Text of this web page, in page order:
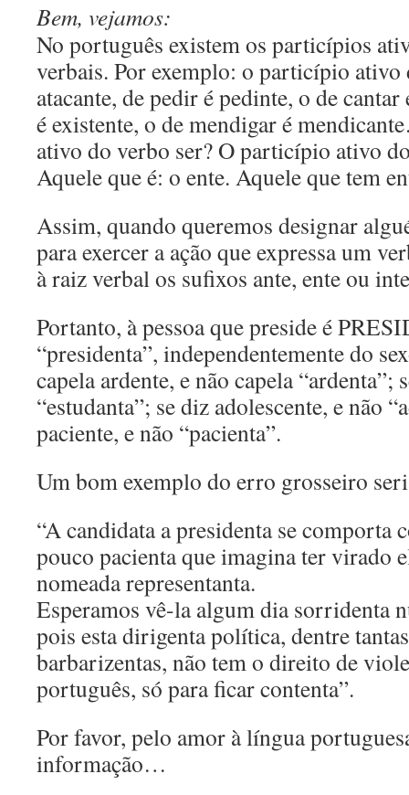
Bem, vejamos:
No português existem os particípios
verbais. Por exemplo: o particípio ativo
atacante, de pedir é pedinte, o de
é existente, o de mendigar é
ativo do verbo ser? O particípio ativo
Aquele que é: o ente. Aquele que tem
Assim, quando queremos designar
para exercer a ação que expressa um
à raiz verbal os sufixos ante, ente ou
Portanto, à pessoa que preside é
“presidenta”, independentemente do
capela ardente, e não capela “ardenta”;
“estudanta”; se diz adolescente, e não
paciente, e não “pacienta”.
Um bom exemplo do erro grosseiro
“A candidata a presidenta se comporta
pouco pacienta que imagina ter virado
nomeada representanta.
Esperamos vê-la algum dia sorridenta
pois esta dirigenta política, dentre
barbarizentas, não tem o direito de
português, só para ficar contenta”.
Por favor, pelo amor à língua
informação…